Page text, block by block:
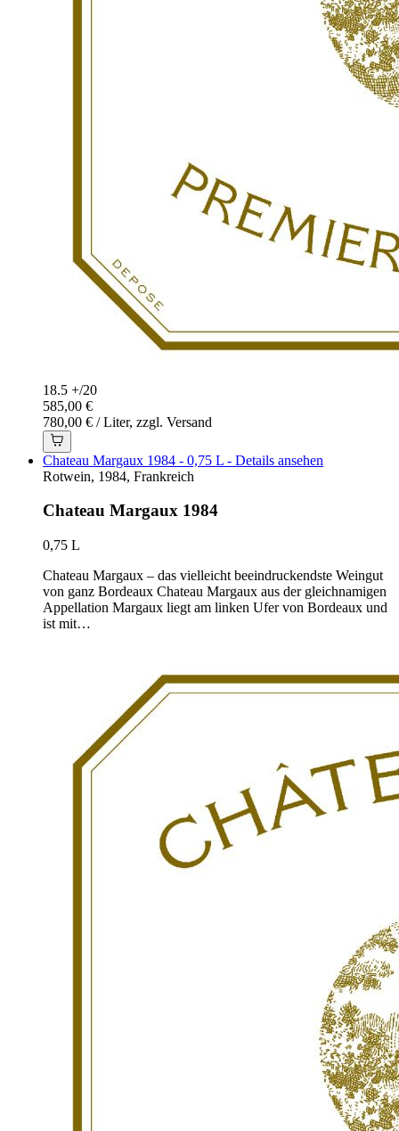
18.5 +/20
585,00 €
780,00 € / Liter, zzgl. Versand
Chateau Margaux 1984 - 0,75 L - Details ansehen
Rotwein, 1984, Frankreich
Chateau Margaux 1984
0,75 L
Chateau Margaux – das vielleicht beeindruckendste Weingut
von ganz Bordeaux Chateau Margaux aus der gleichnamigen
Appellation Margaux liegt am linken Ufer von Bordeaux und
ist mit…